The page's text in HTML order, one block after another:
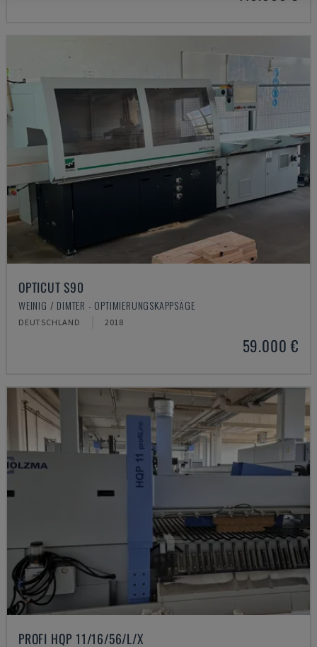
OPTICUT S90
WEINIG / DIMTER - OPTIMIERUNGSKAPPSÄGE
DEUTSCHLAND 2018
59.000 €
PROFI HQP 11/16/56/L/X